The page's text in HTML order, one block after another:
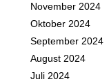
November 2024
Oktober 2024
September 2024
August 2024
Juli 2024